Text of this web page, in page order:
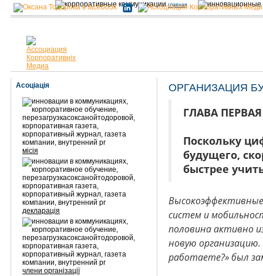
главная
Асоціація
місія
декларація
члени організації
ОРГАНИЗАЦИЯ
ГЛАВА ПЕРВАЯ
Поскольку
будущего,
быстрее
систем и
половина активно
новую
работаете?» был